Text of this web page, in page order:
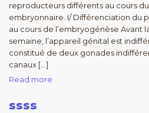
reproducteurs différents au cours
embryonnaire. I/ Différenciation du
au cours de l’embryogénèse Avant
semaine, l’appareil génital est
constitué de deux gonades
canaux […]
Read more
ssss